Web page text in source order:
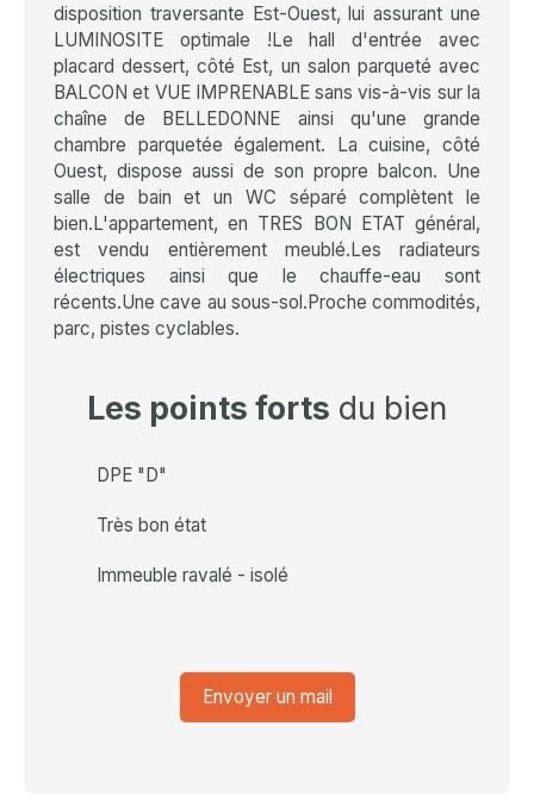
disposition traversante Est-Ouest, lui assurant une
LUMINOSITE optimale !Le hall d'entrée avec
placard dessert, côté Est, un salon parqueté avec
BALCON et VUE IMPRENABLE sans vis-à-vis sur la
chaîne de BELLEDONNE ainsi qu'une grande
chambre parquetée également. La cuisine, côté
Ouest, dispose aussi de son propre balcon. Une
salle de bain et un WC séparé complètent le
bien.L'appartement, en TRES BON ETAT général,
est vendu entièrement meublé.Les radiateurs
électriques ainsi que le chauffe-eau sont
récents.Une cave au sous-sol.Proche commodités,
parc, pistes cyclables.
Les points forts du bien
DPE "D"
Très bon état
Immeuble ravalé - isolé
Envoyer un mail